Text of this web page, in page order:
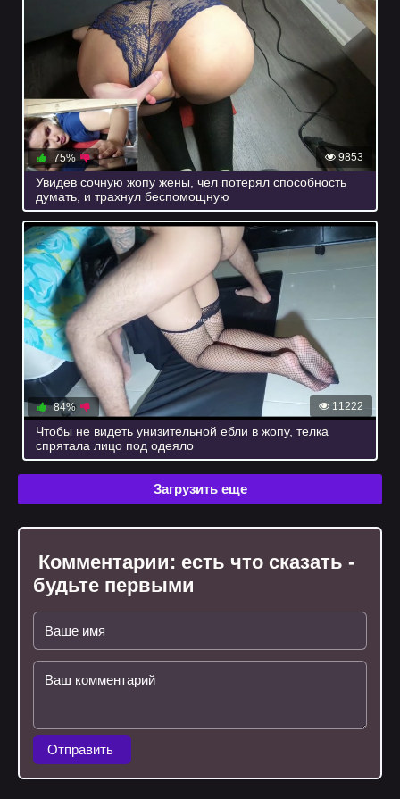
9853
75%
Увидев сочную жопу жены, чел потерял способность
думать, и трахнул беспомощную
11222
84%
Чтобы не видеть унизительной ебли в жопу, телка
спрятала лицо под одеяло
Загрузить еще
Комментарии: есть что сказать -
будьте первыми
Отправить